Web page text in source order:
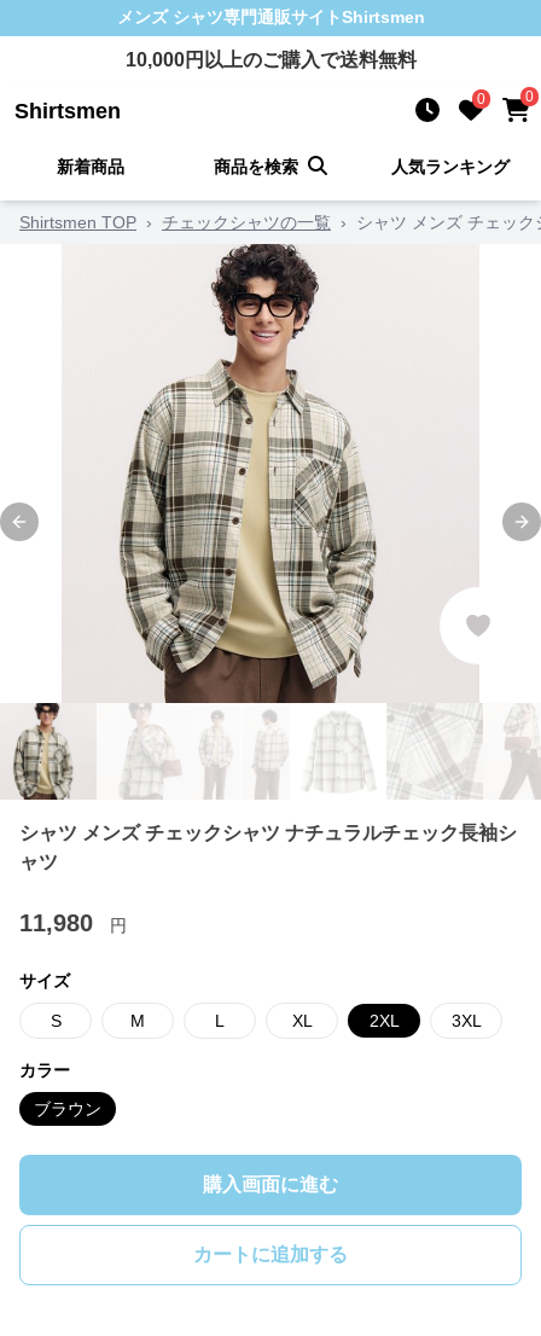
メンズ シャツ専門通販サイトShirtsmen
10,000円以上のご購入で送料無料
Shirtsmen 0 0
新着商品 商品を検索 人気ランキング
Shirtsmen TOP › チェックシャツの一覧 › シャツ メンズ チェッ
Previous slide
シャツ メンズ チェックシャツ ナチュラルチェック長袖シ
ャツ
11,980 円
サイズ
S M L XL 2XL 3XL
カラー
ブラウン
購入画面に進む
カートに追加する